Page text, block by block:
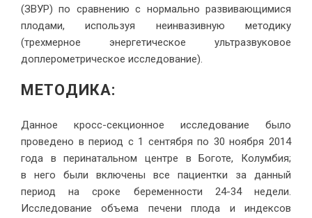
(ЗВУР) по сравнению с нормально развивающимися
плодами, используя неинвазивную методику
(трехмерное энергетическое ультразвуковое
доплерометрическое исследование).
МЕТОДИКА:
Данное кросс-секционное исследование было
проведено в период с 1 сентября по 30 ноября 2014
года в перинатальном центре в Боготе, Колумбия;
в него были включены все пациентки за данный
период на сроке беременности 24-34 недели.
Исследование объема печени плода и индексов